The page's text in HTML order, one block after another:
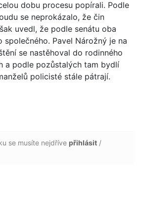
dobu procesu popírali. Podle
se neprokázalo, že čin
uvedl, že podle senátu oba
společného. Pavel Nárožný je na
se nastěhoval do rodinného
a podle pozůstalých tam bydlí
policisté stále pátrají.
se musíte nejdříve přihlásit /